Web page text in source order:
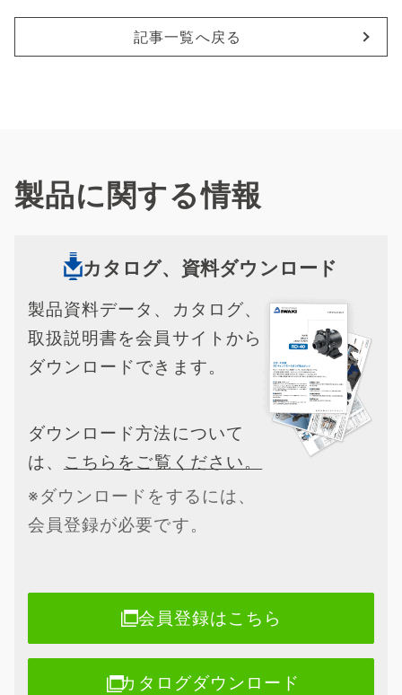
記事一覧へ戻る
製品に関する情報
カタログ、資料ダウンロード
製品資料データ、カタログ、
取扱説明書を会員サイトから
ダウンロードできます。
ダウンロード方法について
は、 こちらをご覧ください。
※ダウンロードをするには、
会員登録が必要です。
会員登録はこちら
カタログダウンロード